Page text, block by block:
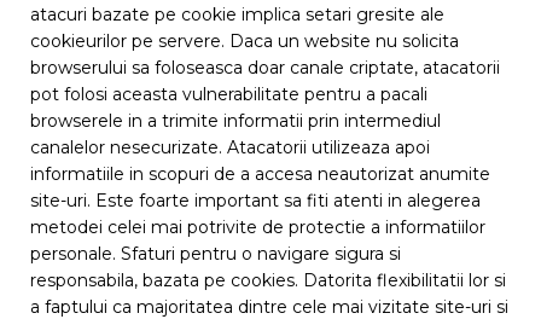
atacuri bazate pe cookie implica setari gresite ale
cookieurilor pe servere. Daca un website nu solicita
browserului sa foloseasca doar canale criptate, atacatorii
pot folosi aceasta vulnerabilitate pentru a pacali
browserele in a trimite informatii prin intermediul
canalelor nesecurizate. Atacatorii utilizeaza apoi
informatiile in scopuri de a accesa neautorizat anumite
site-uri. Este foarte important sa fiti atenti in alegerea
metodei celei mai potrivite de protectie a informatiilor
personale. Sfaturi pentru o navigare sigura si
responsabila, bazata pe cookies. Datorita flexibilitatii lor si
a faptului ca majoritatea dintre cele mai vizitate site-uri si